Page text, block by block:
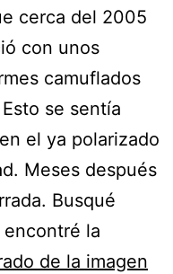
cerca del 2005
con unos
camuflados
se sentía
el ya polarizado
Meses después
Busqué
la
de la imagen